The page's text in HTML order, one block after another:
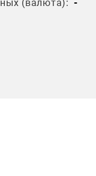
(валюта): -